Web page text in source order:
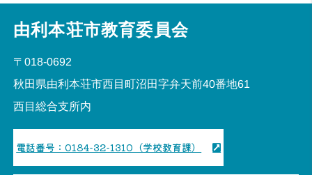
由利本荘市教育委員会
〒018-0692
秋田県由利本荘市西目町沼田字弁天前40番地61
西目総合支所内
電話番号：0184-32-1310（学校教育課）